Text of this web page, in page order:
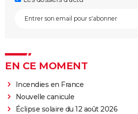
EN CE MOMENT
Incendies en France
Nouvelle canicule
Éclipse solaire du 12 août 2026